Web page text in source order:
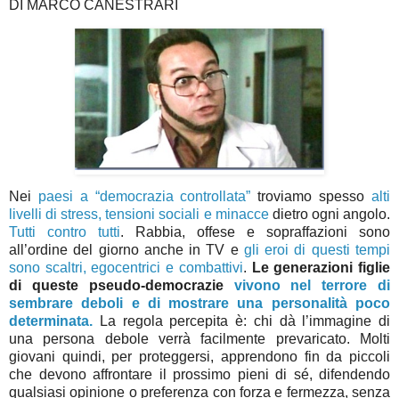
DI MARCO CANESTRARI
Nei paesi a “democrazia controllata” troviamo spessoalti
livelli di stress, tensioni sociali e minaccedietro ogni angolo.
Tutti contro tutti. Rabbia, offese e sopraffazioni sono
all’ordine del giorno anche in TV e gli eroi di questi tempi
sono scaltri, egocentrici e combattivi. Le generazioni figlie
di queste pseudo-democrazie vivono nel terrore di
sembrare deboli e di mostrare una personalità poco
determinata. La regola percepita è: chi dà l’immagine di
una persona debole verrà facilmente prevaricato. Molti
giovani quindi, per proteggersi, apprendono fin da piccoli
che devono affrontare il prossimo pieni di sé, difendendo
qualsiasi opinione o preferenza con forza e fermezza, senza